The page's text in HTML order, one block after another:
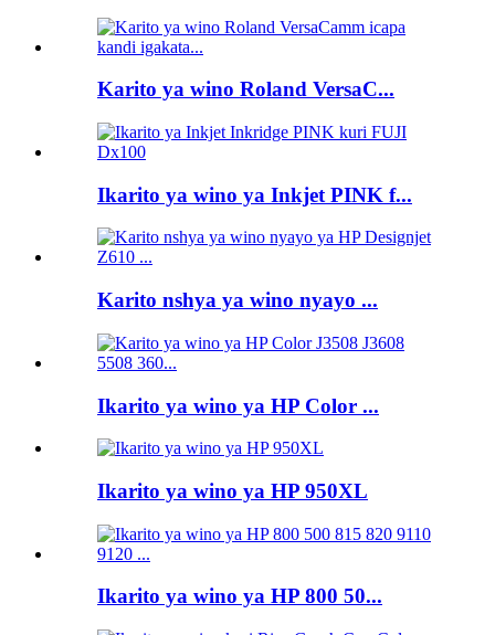
Karito ya wino Roland VersaC...
Ikarito ya wino ya Inkjet PINK f...
Karito nshya ya wino nyayo ...
Ikarito ya wino ya HP Color ...
Ikarito ya wino ya HP 950XL
Ikarito ya wino ya HP 800 50...